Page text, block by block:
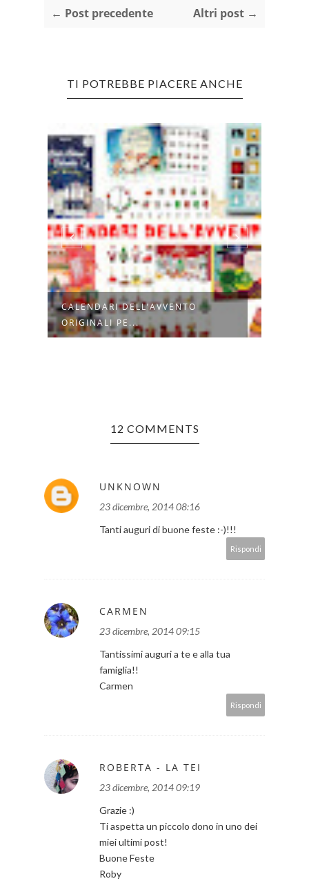
← Post precedente Altri post →
TI POTREBBE PIACERE ANCHE
CALENDARI DELL’AVVENTO
ORIGINALI PE...
12 COMMENTS
UNKNOWN
23 dicembre, 2014 08:16
Tanti auguri di buone feste :-)!!!
Rispondi
CARMEN
23 dicembre, 2014 09:15
Tantissimi auguri a te e alla tua
famiglia!!
Carmen
Rispondi
ROBERTA - LA TEI
23 dicembre, 2014 09:19
Grazie :)
Ti aspetta un piccolo dono in uno dei
miei ultimi post!
Buone Feste
Roby